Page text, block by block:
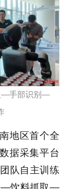
—手部识别—
地区首个全
据采集平台
队自主训练